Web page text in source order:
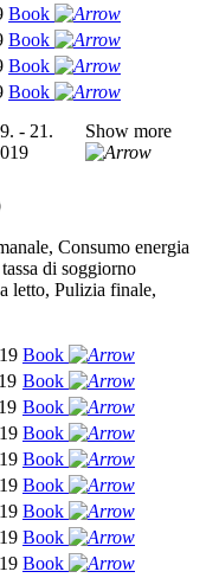
Book
Book
Book
Book
- 21.
Show more
Consumo energia
di soggiorno
letto, Pulizia finale,
Book
Book
Book
Book
Book
Book
Book
Book
Book